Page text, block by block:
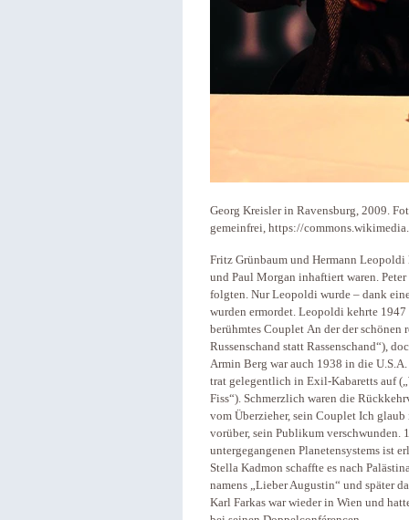
Georg Kreisler in Ravensburg, 2009.
gemeinfrei, https://
Fritz Grünbaum und Hermann
und Paul Morgan inhaftiert waren.
folgten. Nur Leopoldi wurde – dank
wurden ermordet. Leopoldi kehrte 1947
berühmtes Couplet An der der schönen
Russenschand statt Rassenschand“),
Armin Berg war auch 1938 in die
trat gelegentlich in Exil-Kabaretts auf
Fiss“). Schmerzlich waren die
vom Überzieher, sein Couplet Ich
vorüber, sein Publikum verschwunden.
untergegangenen Planetensystems ist
Stella Kadmon schaffte es nach
namens „Lieber Augustin“ und später
Karl Farkas war wieder in Wien und